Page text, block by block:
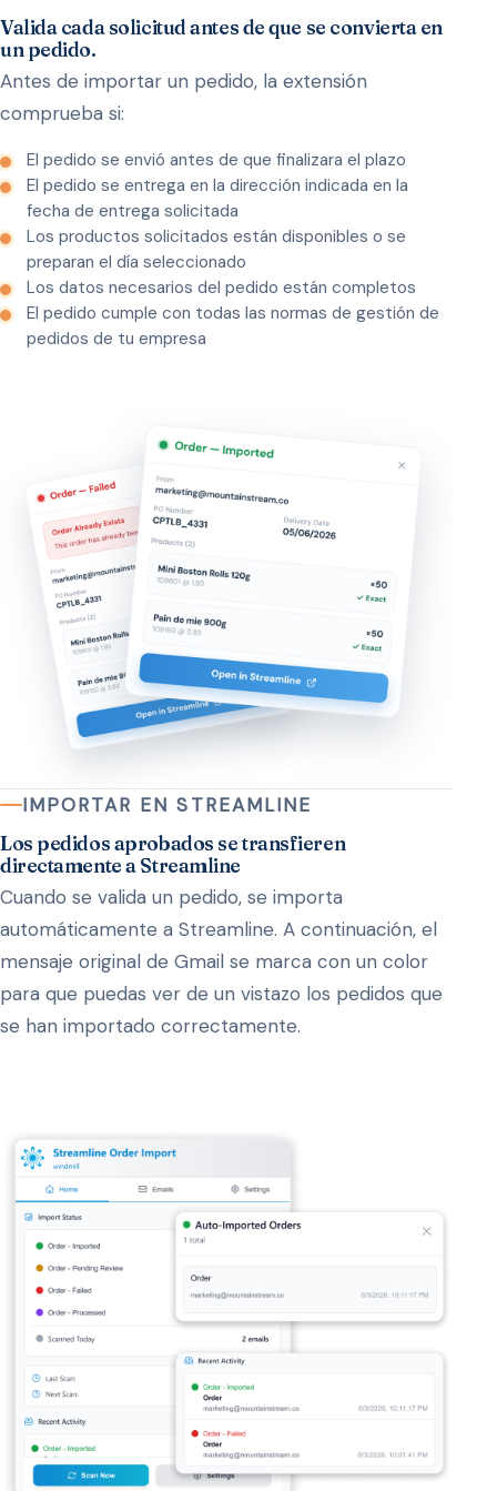
Valida cada solicitud antes de que se convierta en
un pedido.
Antes de importar un pedido, la extensión
comprueba si:
El pedido se envió antes de que finalizara el plazo
El pedido se entrega en la dirección indicada en la
fecha de entrega solicitada
Los productos solicitados están disponibles o se
preparan el día seleccionado
Los datos necesarios del pedido están completos
El pedido cumple con todas las normas de gestión de
pedidos de tu empresa
IMPORTAR EN STREAMLINE
Los pedidos aprobados se transfieren
directamente a Streamline
Cuando se valida un pedido, se importa
automáticamente a Streamline. A continuación, el
mensaje original de Gmail se marca con un color
para que puedas ver de un vistazo los pedidos que
se han importado correctamente.